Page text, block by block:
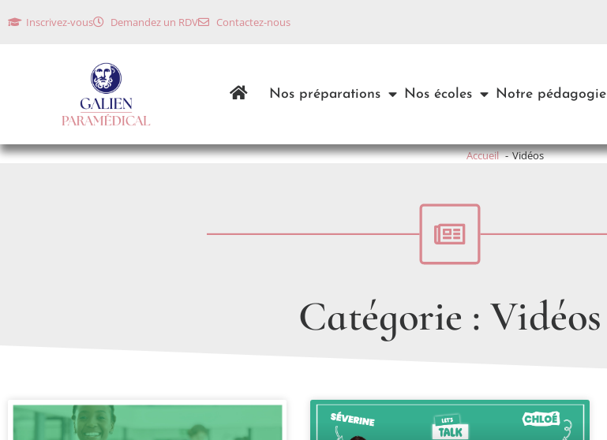
Inscrivez-vous Demandez un RDV Contactez-nous
Nos préparations Nos écoles Notre pédagogie
Accueil Vidéos
Catégorie : Vidéos